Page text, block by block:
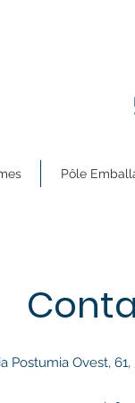
Pôle
Postumia Ovest,